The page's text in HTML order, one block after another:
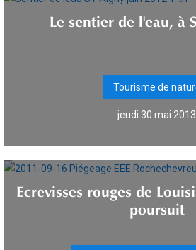
Le sentier de l'eau, à
Tourisme de
jeudi 30 mai 2013
Ecrevisses rouges de
poursuit